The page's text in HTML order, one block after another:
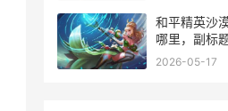
和平精英沙
哪里，副标
巅的战术之光
2026-05-17